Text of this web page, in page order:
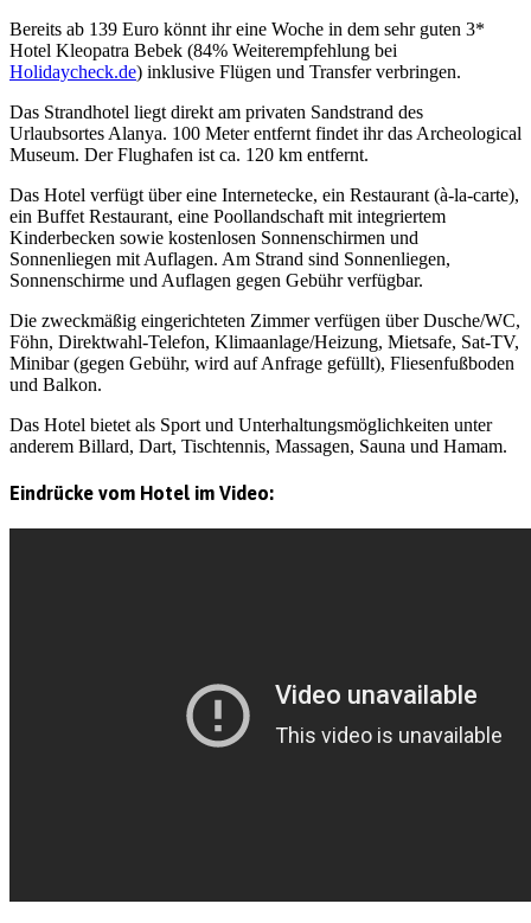
Bereits ab 139 Euro könnt ihr eine Woche in dem sehr guten 3*
Hotel Kleopatra Bebek (84% Weiterempfehlung bei
Holidaycheck.de) inklusive Flügen und Transfer verbringen.
Das Strandhotel liegt direkt am privaten Sandstrand des
Urlaubsortes Alanya. 100 Meter entfernt findet ihr das Archeological
Museum. Der Flughafen ist ca. 120 km entfernt.
Das Hotel verfügt über eine Internetecke, ein Restaurant (à-la-carte),
ein Buffet Restaurant, eine Poollandschaft mit integriertem
Kinderbecken sowie kostenlosen Sonnenschirmen und
Sonnenliegen mit Auflagen. Am Strand sind Sonnenliegen,
Sonnenschirme und Auflagen gegen Gebühr verfügbar.
Die zweckmäßig eingerichteten Zimmer verfügen über Dusche/WC,
Föhn, Direktwahl-Telefon, Klimaanlage/Heizung, Mietsafe, Sat-TV,
Minibar (gegen Gebühr, wird auf Anfrage gefüllt), Fliesenfußboden
und Balkon.
Das Hotel bietet als Sport und Unterhaltungsmöglichkeiten unter
anderem Billard, Dart, Tischtennis, Massagen, Sauna und Hamam.
Eindrücke vom Hotel im Video: